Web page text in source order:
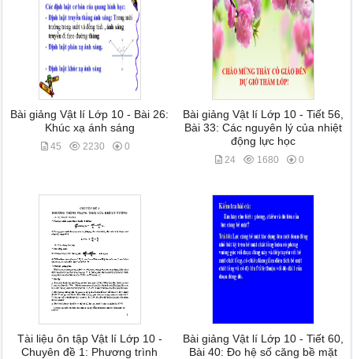
Bài giảng Vật lí Lớp 10 - Bài 26:
Khúc xạ ánh sáng
45 2230 0
Bài giảng Vật lí Lớp 10 - Tiết 56,
Bài 33: Các nguyên lý của nhiệt
động lực học
24 1680 0
Tài liệu ôn tập Vật lí Lớp 10 -
Chuyên đề 1: Phương trình
Bài giảng Vật lí Lớp 10 - Tiết 60,
Bài 40: Đo hệ số căng bề mặt